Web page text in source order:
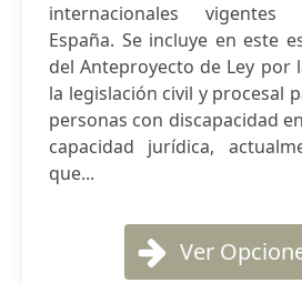
internacionales
España. Se incluye en este
del Anteproyecto de Ley por
la legislación civil y procesal
personas con discapacidad
capacidad jurídica,
que...
Ver